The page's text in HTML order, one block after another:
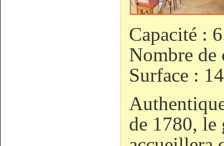
Capacité :
Nombre de
Surface :
de 1780, le